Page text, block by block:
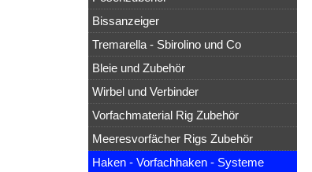
Bissanzeiger
Tremarella - Sbirolino und Co
Bleie und Zubehör
Wirbel und Verbinder
Vorfachmaterial Rig Zubehör
Meeresvorfächer Rigs Zubehör
Haken - Vorfachhaken - Systeme